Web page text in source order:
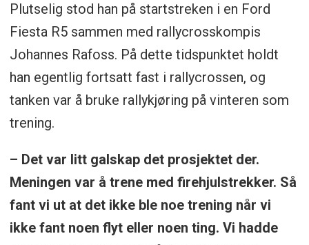
Plutselig stod han på startstreken i en Ford
Fiesta R5 sammen med rallycrosskompis
Johannes Rafoss. På dette tidspunktet holdt
han egentlig fortsatt fast i rallycrossen, og
tanken var å bruke rallykjøring på vinteren som
trening.
– Det var litt galskap det prosjektet der.
Meningen var å trene med firehjulstrekker. Så
fant vi ut at det ikke ble noe trening når vi
ikke fant noen flyt eller noen ting. Vi hadde